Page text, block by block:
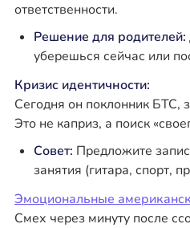
ответственности.
Решение для родителей:
уберешься сейчас или
Кризис идентичности:
Сегодня он поклонник БТС,
Это не каприз, а поиск
Совет: Предложите
занятия (гитара, спорт,
Эмоциональные
Смех через минуту после